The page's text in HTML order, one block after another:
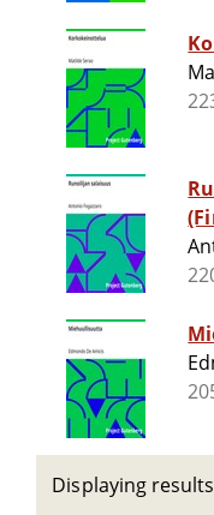
Displaying